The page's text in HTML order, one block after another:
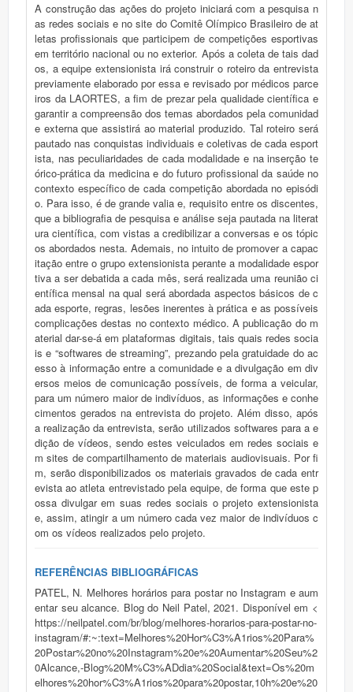
A construção das ações do projeto iniciará com a pesquisa n
as redes sociais e no site do Comitê Olímpico Brasileiro de at
letas profissionais que participem de competições esportivas
em território nacional ou no exterior. Após a coleta de tais dad
os, a equipe extensionista irá construir o roteiro da entrevista
previamente elaborado por essa e revisado por médicos parce
iros da LAORTES, a fim de prezar pela qualidade científica e
garantir a compreensão dos temas abordados pela comunidad
e externa que assistirá ao material produzido. Tal roteiro será
pautado nas conquistas individuais e coletivas de cada esport
ista, nas peculiaridades de cada modalidade e na inserção te
órico-prática da medicina e do futuro profissional da saúde no
contexto específico de cada competição abordada no episódi
o. Para isso, é de grande valia e, requisito entre os discentes,
que a bibliografia de pesquisa e análise seja pautada na literat
ura científica, com vistas a credibilizar a conversas e os tópic
os abordados nesta. Ademais, no intuito de promover a capac
itação entre o grupo extensionista perante a modalidade espor
tiva a ser debatida a cada mês, será realizada uma reunião ci
entífica mensal na qual será abordada aspectos básicos de c
ada esporte, regras, lesões inerentes à prática e as possíveis
complicações destas no contexto médico. A publicação do m
aterial dar-se-á em plataformas digitais, tais quais redes socia
is e “softwares de streaming”, prezando pela gratuidade do ac
esso à informação entre a comunidade e a divulgação em div
ersos meios de comunicação possíveis, de forma a veicular,
para um número maior de indivíduos, as informações e conhe
cimentos gerados na entrevista do projeto. Além disso, após
a realização da entrevista, serão utilizados softwares para a e
dição de vídeos, sendo estes veiculados em redes sociais e
m sites de compartilhamento de materiais audiovisuais. Por fi
m, serão disponibilizados os materiais gravados de cada entr
evista ao atleta entrevistado pela equipe, de forma que este p
ossa divulgar em suas redes sociais o projeto extensionista
e, assim, atingir a um número cada vez maior de indivíduos c
om os vídeos realizados pelo projeto.
REFERÊNCIAS BIBLIOGRÁFICAS
PATEL, N. Melhores horários para postar no Instagram e aum
entar seu alcance. Blog do Neil Patel, 2021. Disponível em <
https://neilpatel.com/br/blog/melhores-horarios-para-postar-no-
instagram/#:~:text=Melhores%20Hor%C3%A1rios%20Para%
20Postar%20no%20Instagram%20e%20Aumentar%20Seu%2
0Alcance,-Blog%20M%C3%ADdia%20Social&text=Os%20m
elhores%20hor%C3%A1rios%20para%20postar,10h%20e%20